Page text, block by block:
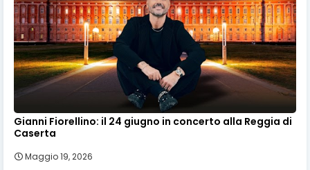
Gianni Fiorellino: il 24 giugno in concerto alla Reggia di
Caserta
Maggio 19, 2026